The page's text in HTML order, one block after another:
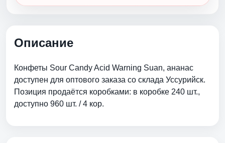
Описание
Конфеты Sour Candy Acid Warning Suan, ананас
доступен для оптового заказа со склада Уссурийск.
Позиция продаётся коробками: в коробке 240 шт.,
доступно 960 шт. / 4 кор.